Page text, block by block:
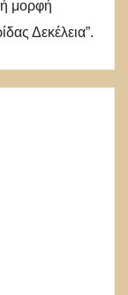
μορφή
Δεκέλεια”.